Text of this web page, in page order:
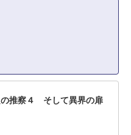
の推察４ そして異界の扉